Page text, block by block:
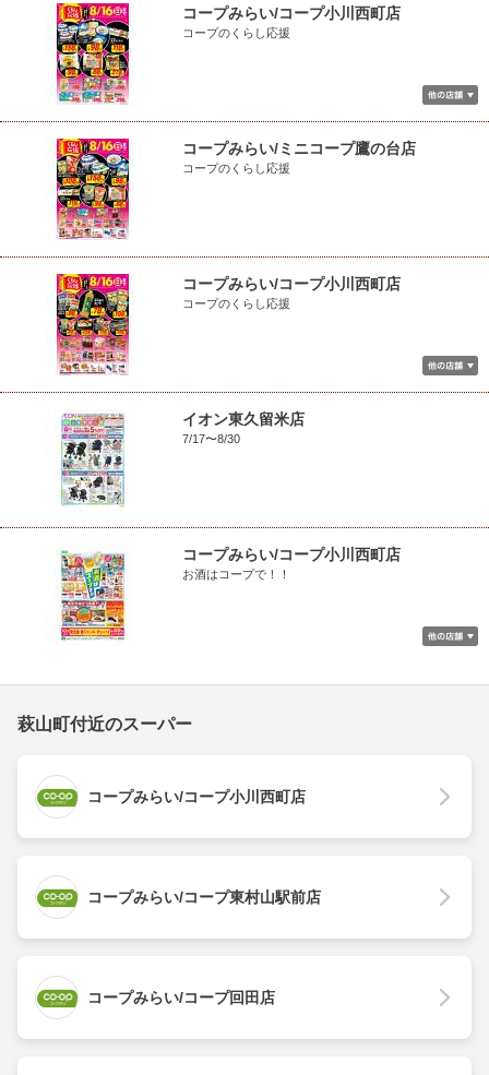
コープみらい/コープ小川西町店
コープのくらし応援
コープみらい/ミニコープ鷹の台店
コープのくらし応援
コープみらい/コープ小川西町店
コープのくらし応援
イオン東久留米店
7/17〜8/30
コープみらい/コープ小川西町店
お酒はコープで！！
萩山町付近のスーパー
コープみらい/コープ小川西町店
コープみらい/コープ東村山駅前店
コープみらい/コープ回田店